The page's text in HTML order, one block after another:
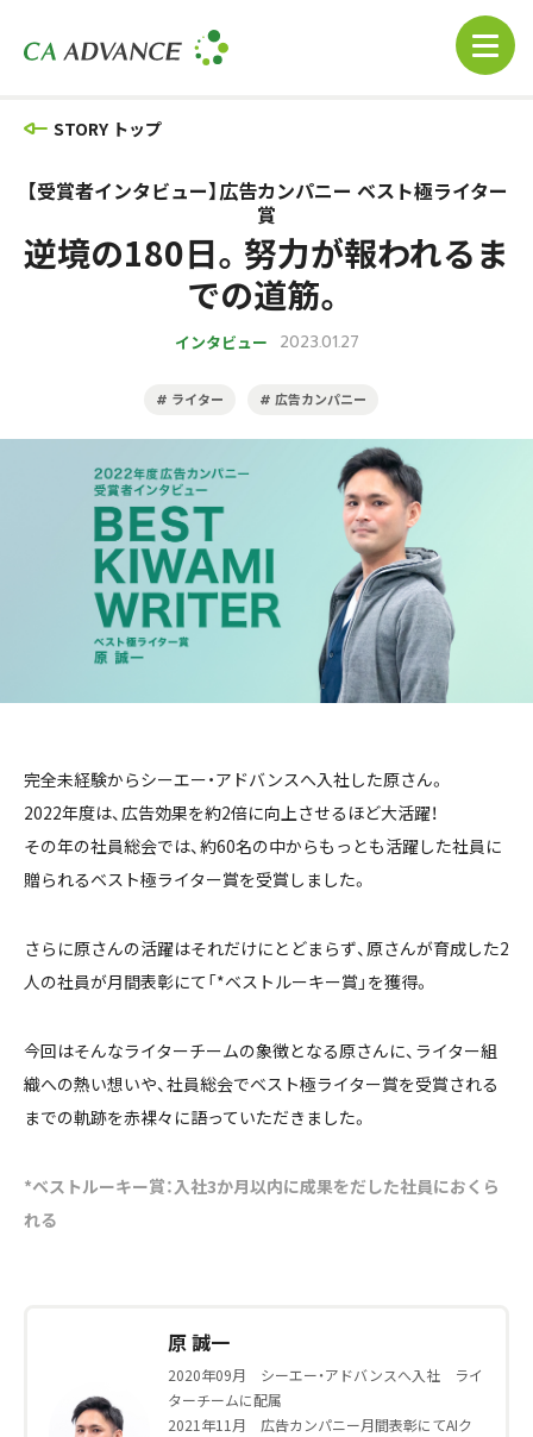
STORY トップ
【受賞者インタビュー】広告カンパニー ベスト極ライター
賞
逆境の180日。努力が報われるま
での道筋。
インタビュー 2023.01.27
# ライター # 広告カンパニー
完全未経験からシーエー・アドバンスへ入社した原さん。
2022年度は、広告効果を約2倍に向上させるほど大活躍！
その年の社員総会では、約60名の中からもっとも活躍した社員に
贈られるベスト極ライター賞を受賞しました。
さらに原さんの活躍はそれだけにとどまらず、原さんが育成した2
人の社員が月間表彰にて「*ベストルーキー賞」を獲得。
今回はそんなライターチームの象徴となる原さんに、ライター組
織への熱い想いや、社員総会でベスト極ライター賞を受賞される
までの軌跡を赤裸々に語っていただきました。
*ベストルーキー賞：入社3か月以内に成果をだした社員におくら
れる
原 誠一
2020年09月 シーエー・アドバンスへ入社 ライ
ターチームに配属
2021年11月 広告カンパニー月間表彰にてAIク